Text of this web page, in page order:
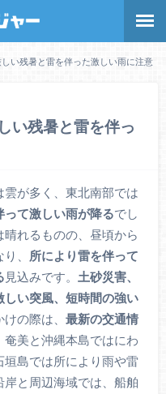
しい残暑と雷を伴った激しい雨に注意
い残暑と雷を伴っ
が多く、東北南部では
って激しい雨が降るでし
れるものの、昼頃から
、 所により雷を伴って
見込みです。 土砂災害、
い突風、短時間の強い
の際は、 最新の交通情
奄美と沖縄本島ではにわ
島では所により雨や雷
と周辺海域では、船舶